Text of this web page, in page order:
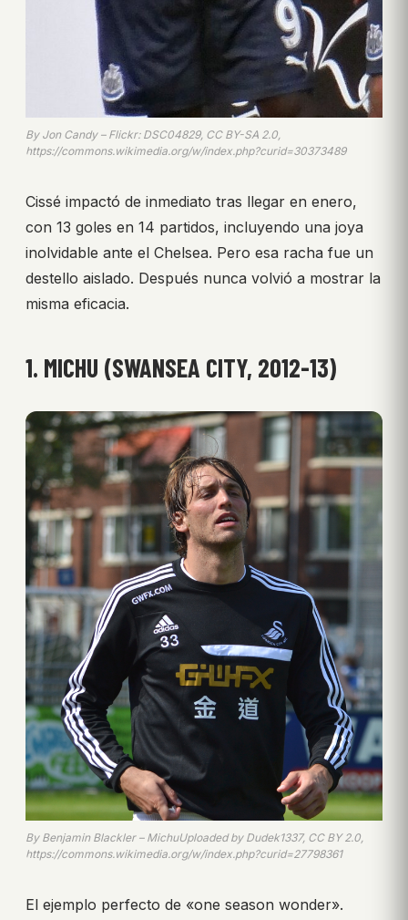
By Jon Candy – Flickr: DSC04829, CC BY-SA 2.0,
https://commons.wikimedia.org/w/index.php?curid=30373489
Cissé impactó de inmediato tras llegar en enero,
con 13 goles en 14 partidos, incluyendo una joya
inolvidable ante el Chelsea. Pero esa racha fue un
destello aislado. Después nunca volvió a mostrar la
misma eficacia.
1. MICHU (SWANSEA CITY, 2012-13)
By Benjamin Blackler – MichuUploaded by Dudek1337, CC BY 2.0,
https://commons.wikimedia.org/w/index.php?curid=27798361
El ejemplo perfecto de «one season wonder».